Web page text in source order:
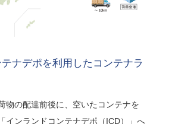
ナデポを利用したコンテナラ
物の配達前後に、空いたコンテナを
インランドコンテナデポ（ICD）」へ